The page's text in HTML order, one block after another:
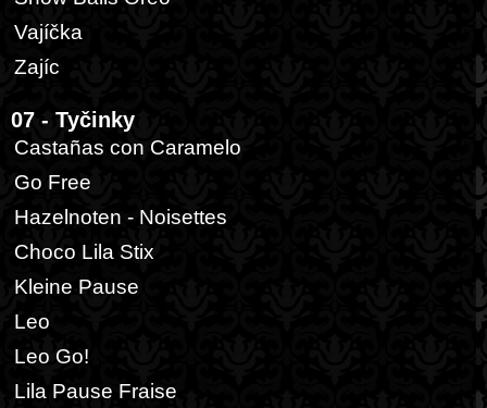
Vajíčka
Zajíc
07 - Tyčinky
Castañas con Caramelo
Go Free
Hazelnoten - Noisettes
Choco Lila Stix
Kleine Pause
Leo
Leo Go!
Lila Pause Fraise